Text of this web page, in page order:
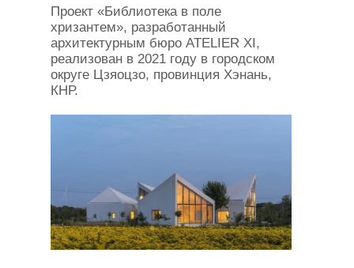
Проект «Библиотека в поле
хризантем», разработанный
архитектурным бюро ATELIER XI,
реализован в 2021 году в городском
округе Цзяоцзо, провинция Хэнань,
КНР.